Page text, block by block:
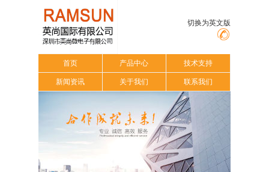
切换为英文版
首页 产品中心 技术支持
新闻资讯 关于我们 联系我们